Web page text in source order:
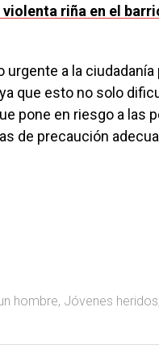
riña en el
a la ciudadanía
que esto no solo
pone en riesgo a las
de precaución
hombre, Jóvenes heridos